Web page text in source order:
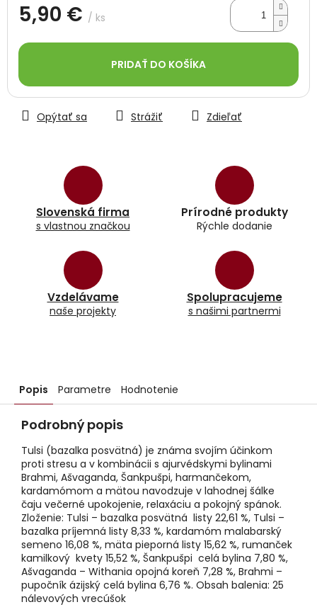
5,90 € / ks
cena:
PRIDAŤ DO KOŠÍKA
Slovenská firma
s vlastnou značkou
Prírodné produkty
Rýchle dodanie
Vzdelávame
naše projekty
Spolupracujeme
s našimi partnermi
Opýtať sa Strážiť Zdieľať
Popis Parametre Hodnotenie
Podrobný popis
Tulsi (bazalka posvätná) je známa svojím účinkom
proti stresu a v kombinácii s ajurvédskymi bylinami
Brahmi, Ašvaganda, Šankpušpi, harmančekom,
kardamómom a mätou navodzuje v lahodnej šálke
čaju večerné upokojenie, relaxáciu a pokojný spánok.
Zloženie: Tulsi – bazalka posvätná listy 22,61 %, Tulsi –
bazalka príjemná listy 8,33 %, kardamóm malabarský
semeno 16,08 %, mäta pieporná listy 15,62 %, rumanček
kamilkový kvety 15,52 %, Šankpušpi celá bylina 7,80 %,
Ašvaganda – Withania opojná koreň 7,28 %, Brahmi –
pupočník ázijský celá bylina 6,76 %. Obsah balenia: 25
nálevových vrecúšok